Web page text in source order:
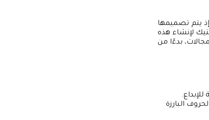
يتم تصميمها
لإنشاء هذه
بدءًا من
البارزة